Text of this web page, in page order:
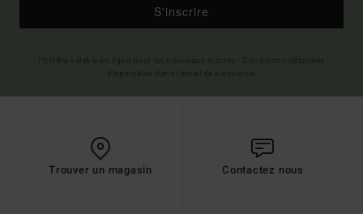
S'inscrire
Trouver un magasin Contactez nous